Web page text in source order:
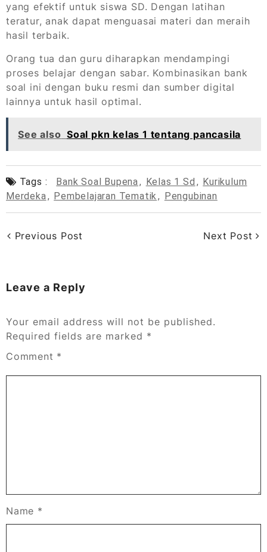
yang efektif untuk siswa SD. Dengan latihan
teratur, anak dapat menguasai materi dan meraih
hasil terbaik.
Orang tua dan guru diharapkan mendampingi
proses belajar dengan sabar. Kombinasikan bank
soal ini dengan buku resmi dan sumber digital
lainnya untuk hasil optimal.
See also Soal pkn kelas 1 tentang pancasila
Tags : Bank Soal Bupena, Kelas 1 Sd , Kurikulum
Merdeka, Pembelajaran Tematik, Pengubinan
Previous Post Next Post
Leave a Reply
Your email address will not be published.
Required fields are marked *
Comment *
Name *